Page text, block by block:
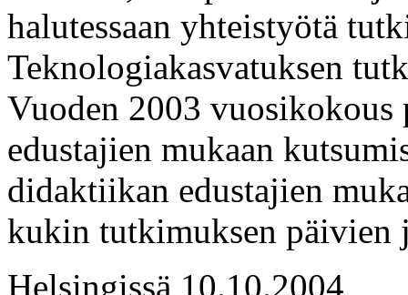
halutessaan yhteistyötä
Teknologiakasvatuksen
Vuoden 2003
edustajien mukaan
didaktiikan edustajien
kukin tutkimuksen päivien
Helsingissä 10.10.2004